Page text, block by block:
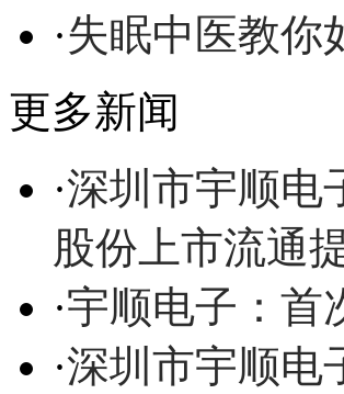
·失眠中医教你
更多新闻
·深圳市宇顺电
股份上市流通
·宇顺电子：首
·深圳市宇顺电